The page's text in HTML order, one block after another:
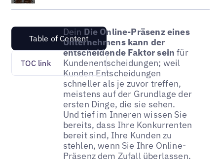
Table of Content
TOC link
Dein Die Online-Präsenz eines
Unternehmens kann der
entscheidende Faktor sein für
Kundenentscheidungen; weil
Kunden Entscheidungen
schneller als je zuvor treffen,
meistens auf der Grundlage der
ersten Dinge, die sie sehen.
Und tief im Inneren wissen Sie
bereits, dass Ihre Konkurrenten
bereit sind, Ihre Kunden zu
stehlen, wenn Sie Ihre Online-
Präsenz dem Zufall überlassen.